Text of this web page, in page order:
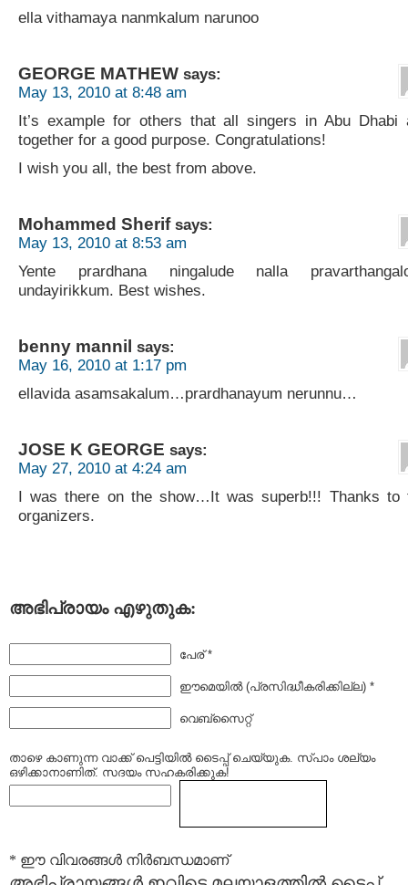
ella vithamaya nanmkalum narunoo
GEORGE MATHEW says:
May 13, 2010 at 8:48 am
It’s example for others that all singers in Abu Dhabi
together for a good purpose. Congratulations!
I wish you all, the best from above.
Mohammed Sherif says:
May 13, 2010 at 8:53 am
Yente prardhana ningalude nalla
undayirikkum. Best wishes.
benny mannil says:
May 16, 2010 at 1:17 pm
ellavida asamsakalum…prardhanayum nerunnu…
JOSE K GEORGE says:
May 27, 2010 at 4:24 am
I was there on the show…It was superb!!! Thanks to
organizers.
അഭിപ്രായം എഴുതുക:
പേര് *
ഈമെയില്‍ (പ്രസിദ്ധീകരിക്കില്ല) *
വെബ്സൈറ്റ്
താഴെ കാണുന്ന വാക്ക് പെട്ടിയില്‍ ടൈപ്പ്‌ ചെയ്യുക. സ്പാം ശല്യം
ഒഴിക്കാനാണിത്. സദയം സഹകരിക്കുക!
* ഈ വിവരങ്ങള്‍ നിര്‍ബന്ധമാണ്